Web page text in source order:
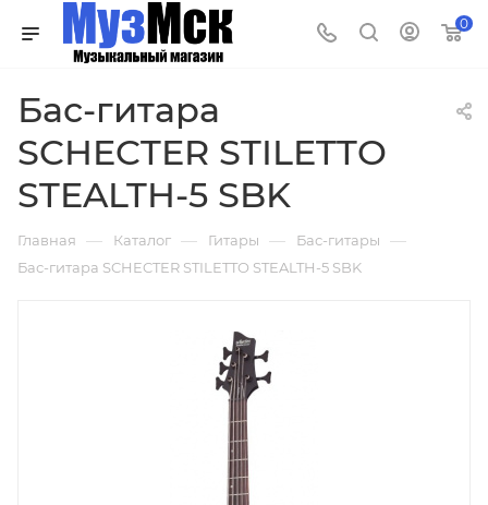
0
Бас-гитара
SCHECTER STILETTO
STEALTH-5 SBK
Главная — Каталог — Гитары — Бас-гитары —
Бас-гитара SCHECTER STILETTO STEALTH-5 SBK